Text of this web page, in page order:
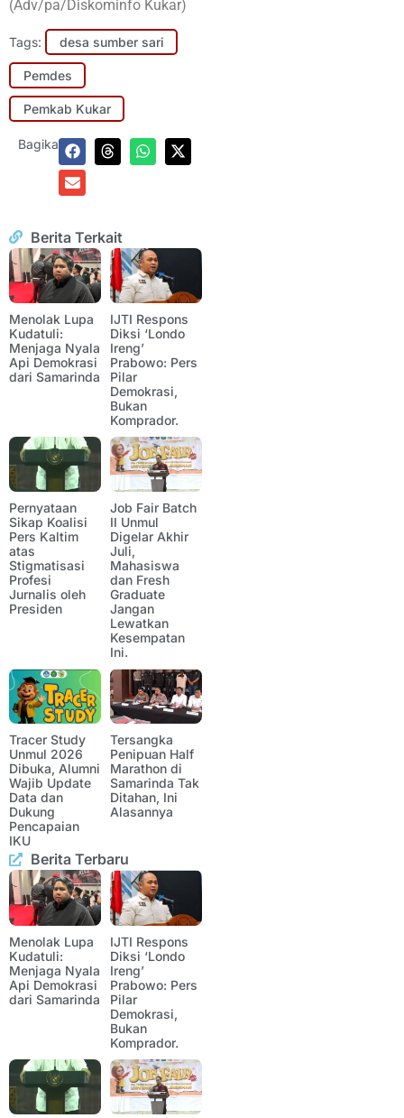
(Adv/pa/Diskominfo Kukar)
Tags: desa sumber sari
Pemdes
Pemkab Kukar
Bagikan:
Berita Terkait
Menolak Lupa
Kudatuli:
Menjaga Nyala
Api Demokrasi
dari Samarinda
IJTI Respons
Diksi ‘Londo
Ireng’
Prabowo: Pers
Pilar
Demokrasi,
Bukan
Komprador.
Pernyataan
Sikap Koalisi
Pers Kaltim
atas
Stigmatisasi
Profesi
Jurnalis oleh
Presiden
Job Fair Batch
II Unmul
Digelar Akhir
Juli,
Mahasiswa
dan Fresh
Graduate
Jangan
Lewatkan
Kesempatan
Ini.
Tracer Study
Unmul 2026
Dibuka, Alumni
Wajib Update
Data dan
Dukung
Pencapaian
IKU
Tersangka
Penipuan Half
Marathon di
Samarinda Tak
Ditahan, Ini
Alasannya
Berita Terbaru
Menolak Lupa
Kudatuli:
Menjaga Nyala
Api Demokrasi
dari Samarinda
IJTI Respons
Diksi ‘Londo
Ireng’
Prabowo: Pers
Pilar
Demokrasi,
Bukan
Komprador.